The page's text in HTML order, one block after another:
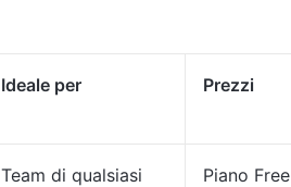
Ideale per Prezzi
Team di qualsiasi
Piano Free